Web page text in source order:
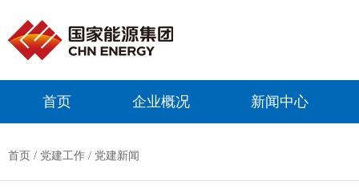
首页 企业概况 新闻中心
首页 / 党建工作 / 党建新闻